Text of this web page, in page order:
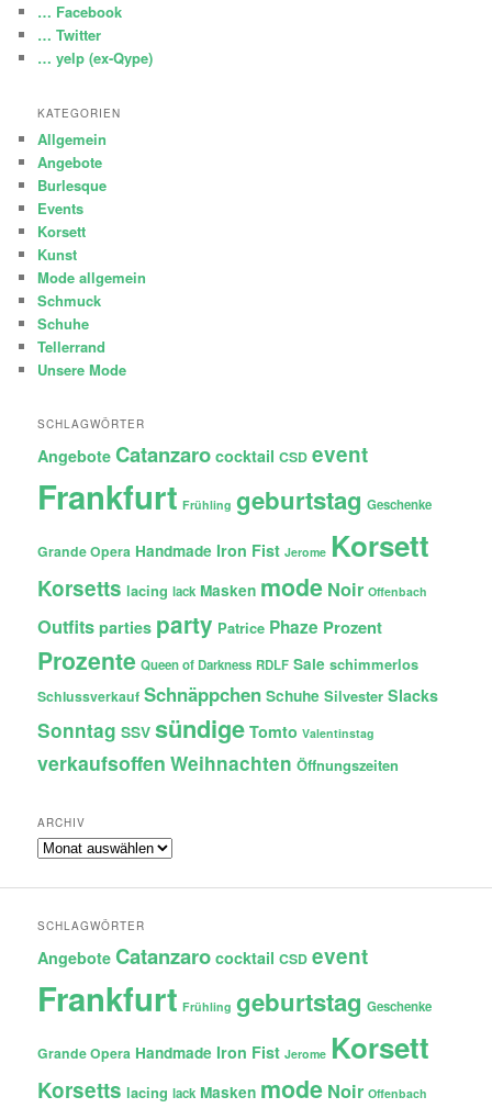
… Facebook
… Twitter
… yelp (ex-Qype)
KATEGORIEN
Allgemein
Angebote
Burlesque
Events
Korsett
Kunst
Mode allgemein
Schmuck
Schuhe
Tellerrand
Unsere Mode
SCHLAGWÖRTER
Angebote Catanzaro cocktail CSD event
Frankfurt Frühling geburtstag Geschenke
Grande Opera Handmade Iron Fist Jerome Korsett
Korsetts lacing lack Masken mode Noir Offenbach
Outfits parties party Patrice Phaze Prozent
Prozente Queen of Darkness RDLF Sale schimmerlos
Schlussverkauf Schnäppchen Schuhe Silvester Slacks
Sonntag SSV sündige Tomto Valentinstag
verkaufsoffen Weihnachten Öffnungszeiten
ARCHIV
Archiv
SCHLAGWÖRTER
Angebote Catanzaro cocktail CSD event
Frankfurt Frühling geburtstag Geschenke
Grande Opera Handmade Iron Fist Jerome Korsett
Korsetts lacing lack Masken mode Noir Offenbach